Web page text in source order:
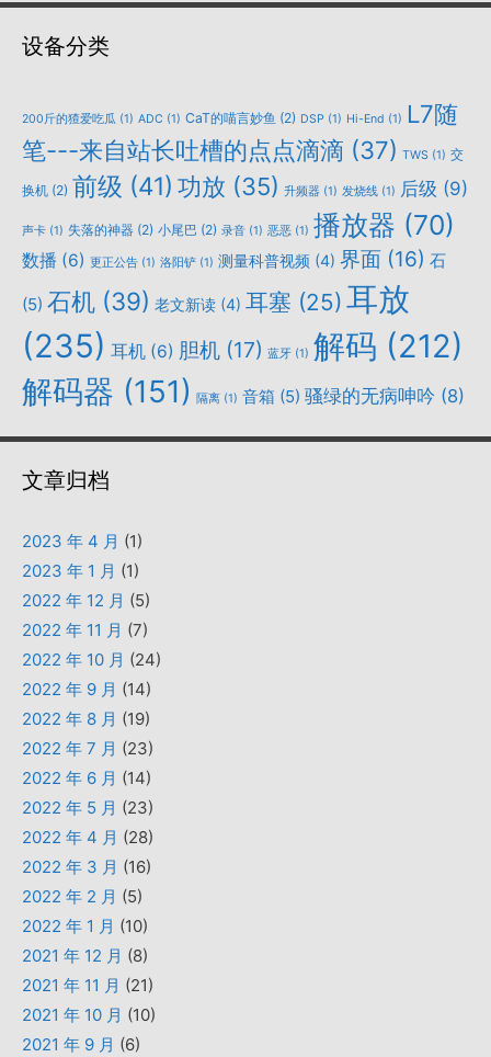
设备分类
200斤的猹爱吃瓜 (1) ADC (1) CaT的喵言妙鱼 (2) DSP (1) Hi-End (1) L7随
笔---来自站长吐槽的点点滴滴 (37) TWS (1) 交
换机 (2) 前级 (41) 功放 (35) 升频器 (1) 发烧线 (1) 后级 (9)
声卡 (1) 失落的神器 (2) 小尾巴 (2) 录音 (1) 恶恶 (1) 播放器 (70)
数播 (6) 更正公告 (1) 洛阳铲 (1) 测量科普视频 (4) 界面 (16) 石
(5) 石机 (39) 老文新读 (4) 耳塞 (25) 耳放
(235) 耳机 (6) 胆机 (17) 蓝牙 (1) 解码 (212)
解码器 (151) 隔离 (1) 音箱 (5) 骚绿的无病呻吟 (8)
文章归档
2023 年 4 月 (1)
2023 年 1 月 (1)
2022 年 12 月 (5)
2022 年 11 月 (7)
2022 年 10 月 (24)
2022 年 9 月 (14)
2022 年 8 月 (19)
2022 年 7 月 (23)
2022 年 6 月 (14)
2022 年 5 月 (23)
2022 年 4 月 (28)
2022 年 3 月 (16)
2022 年 2 月 (5)
2022 年 1 月 (10)
2021 年 12 月 (8)
2021 年 11 月 (21)
2021 年 10 月 (10)
2021 年 9 月 (6)